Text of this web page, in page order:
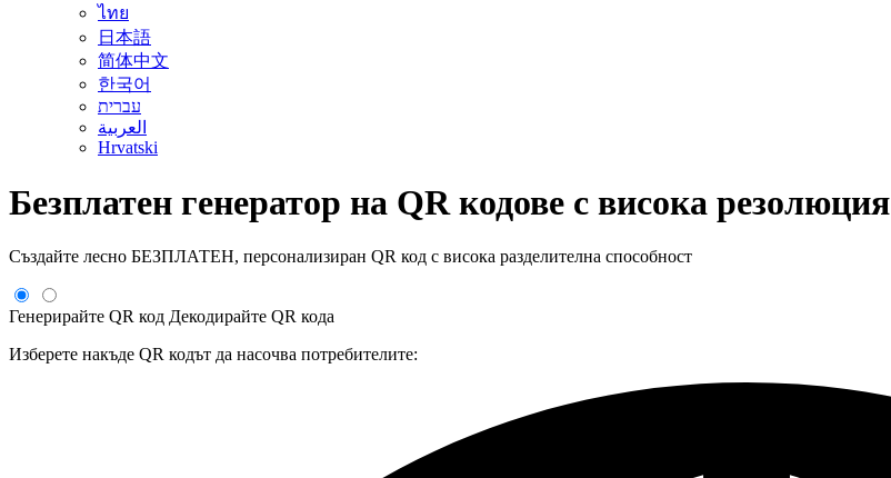
ไทย
日本語
简体中文
한국어
עברית
العربية
Hrvatski
Безплатен генератор на QR кодове с висока резолюция
Създайте лесно БЕЗПЛАТЕН, персонализиран QR код с висока разделителна способност
Генерирайте QR код Декодирайте QR кода
Изберете накъде QR кодът да насочва потребителите: